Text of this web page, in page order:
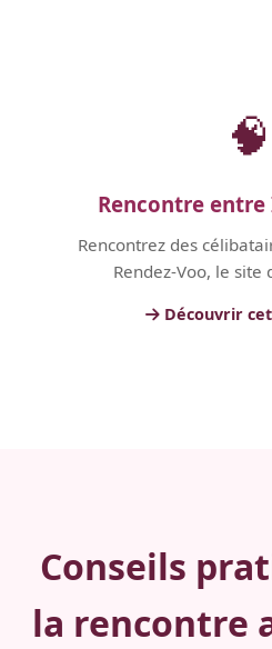
🧠
Rencontre
Rencontrez des
Rendez-Voo, le site
Découvrir
Conseils
la rencontre